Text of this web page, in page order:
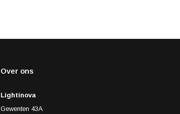
Over ons
Lightinova
Gewenten 43A